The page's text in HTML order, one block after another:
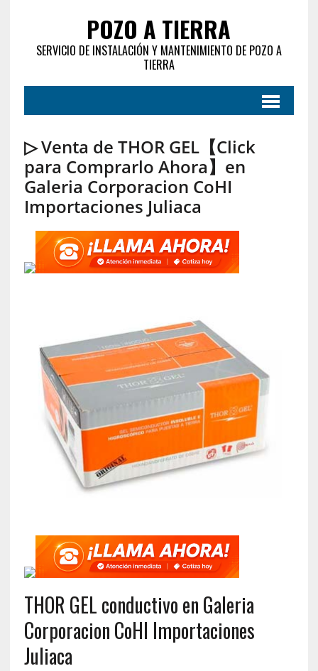
POZO A TIERRA
SERVICIO DE INSTALACIÓN Y MANTENIMIENTO DE POZO A
TIERRA
▷ Venta de THOR GEL【Click
para Comprarlo Ahora】en
Galeria Corporacion CoHI
Importaciones Juliaca
THOR GEL conductivo en Galeria
Corporacion CoHI Importaciones
Juliaca